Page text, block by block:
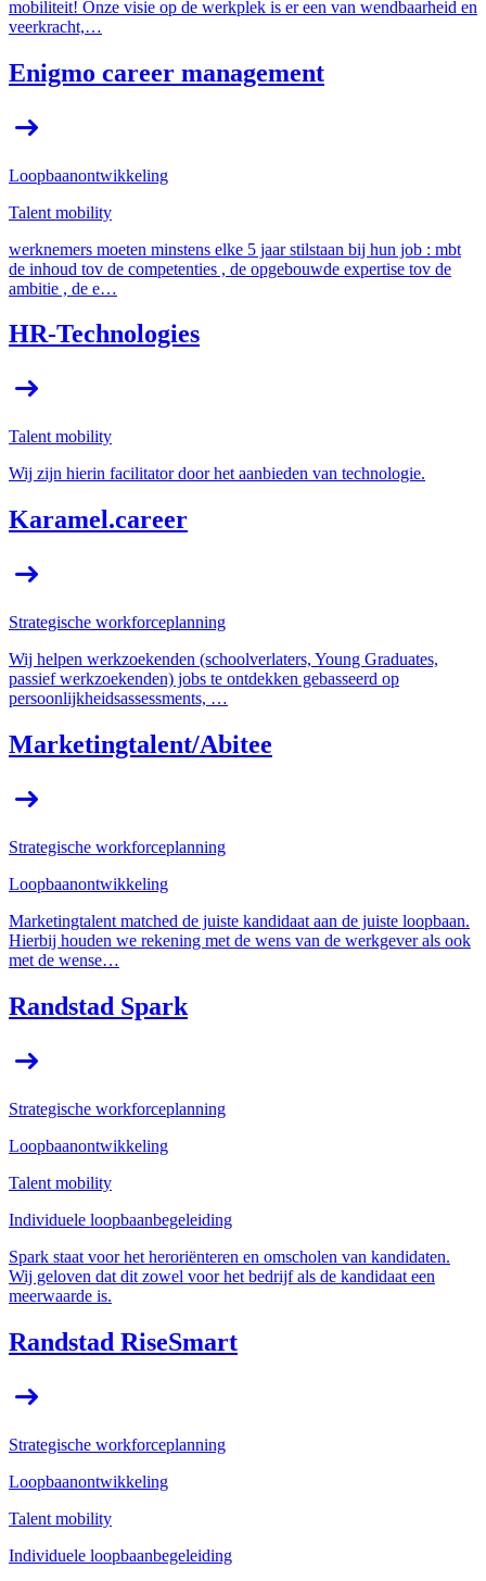
mobiliteit! Onze visie op de werkplek is er een van wendbaarheid en
veerkracht,…
Enigmo career management
Loopbaanontwikkeling
Talent mobility
werknemers moeten minstens elke 5 jaar stilstaan bij hun job : mbt
de inhoud tov de competenties , de opgebouwde expertise tov de
ambitie , de e…
HR-Technologies
Talent mobility
Wij zijn hierin facilitator door het aanbieden van technologie.
Karamel.career
Strategische workforceplanning
Wij helpen werkzoekenden (schoolverlaters, Young Graduates,
passief werkzoekenden) jobs te ontdekken gebasseerd op
persoonlijkheidsassessments, …
Marketingtalent/​Abitee
Strategische workforceplanning
Loopbaanontwikkeling
Marketingtalent matched de juiste kandidaat aan de juiste loopbaan.
Hierbij houden we rekening met de wens van de werkgever als ook
met de wense…
Randstad Spark
Strategische workforceplanning
Loopbaanontwikkeling
Talent mobility
Individuele loopbaanbegeleiding
Spark staat voor het heroriënteren en omscholen van kandidaten.
Wij geloven dat dit zowel voor het bedrijf als de kandidaat een
meerwaarde is.
Randstad RiseSmart
Strategische workforceplanning
Loopbaanontwikkeling
Talent mobility
Individuele loopbaanbegeleiding